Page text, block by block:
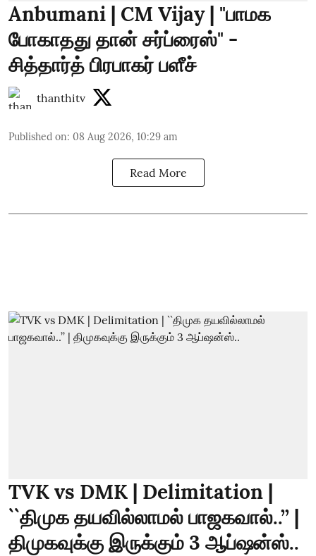
Anbumani | CM Vijay | "பாமக
போகாதது தான் சர்ப்ரைஸ்" -
சித்தார்த் பிரபாகர் பளீச்
thanthitv
Published on: 08 Aug 2026, 10:29 am
Read More
TVK vs DMK | Delimitation |
``திமுக தயவில்லாமல் பாஜகவால்..’’ |
திமுகவுக்கு இருக்கும் 3 ஆப்ஷன்ஸ்..